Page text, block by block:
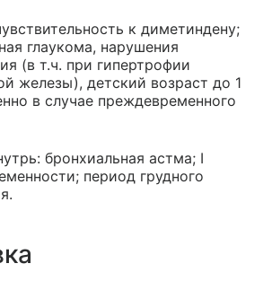
к диметиндену;
глаукома, нарушения
(в т.ч. при гипертрофии
железы), детский возраст до 1
в случае преждевременного
бронхиальная астма; I
период грудного